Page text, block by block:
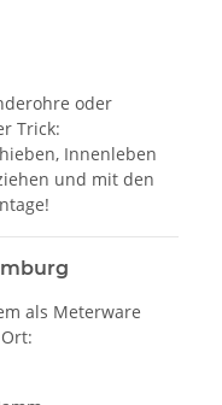
oder
Trick:
Innenleben
und mit den
als Meterware